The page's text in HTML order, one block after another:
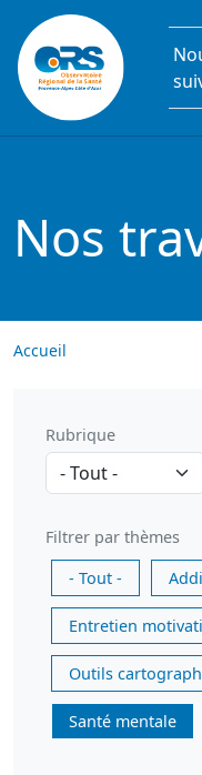
Aller au contenu principal
Nos
Accueil
Rubrique
Filtrer par thèmes
- Tout -
Entretien
Outils
Santé mentale